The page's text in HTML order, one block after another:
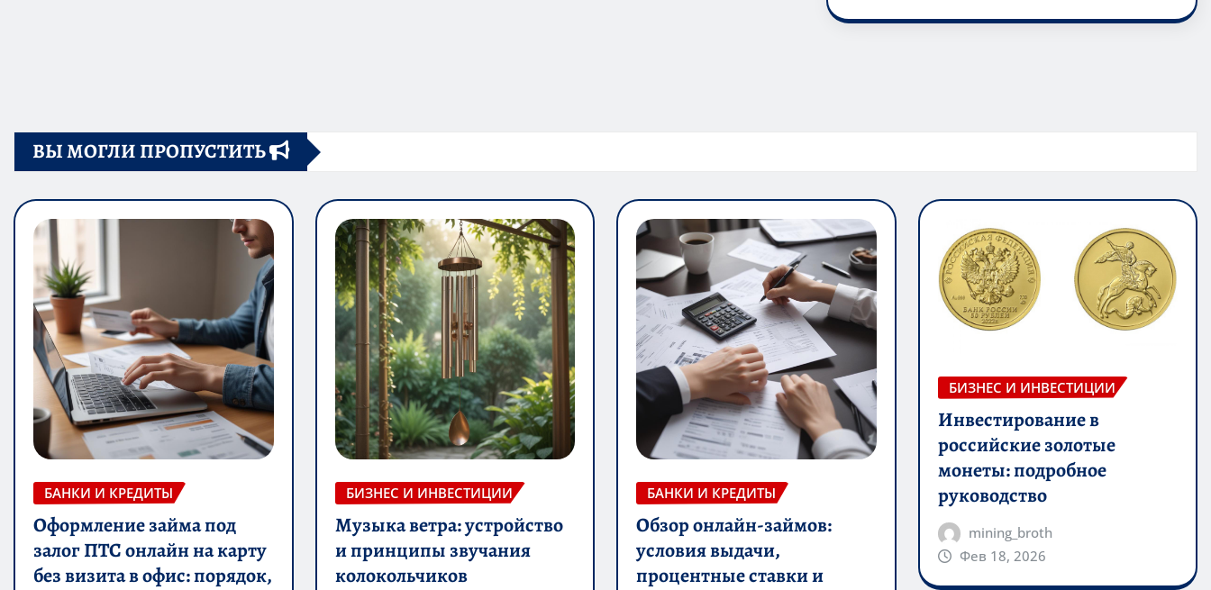
ВЫ МОГЛИ ПРОПУСТИТЬ
БАНКИ И КРЕДИТЫ
Оформление займа под
залог ПТС онлайн на карту
без визита в офис: порядок,
БИЗНЕС И ИНВЕСТИЦИИ
Музыка ветра: устройство
и принципы звучания
колокольчиков
БАНКИ И КРЕДИТЫ
Обзор онлайн-займов:
условия выдачи,
процентные ставки и
БИЗНЕС И ИНВЕСТИЦИИ
Инвестирование в
российские золотые
монеты: подробное
руководство
mining_broth
Фев 18, 2026